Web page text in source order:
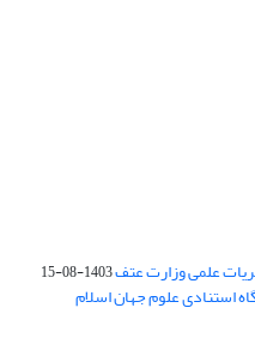
علمی وزارت عتف1403-08-15
استنادی علوم جهان اسلام